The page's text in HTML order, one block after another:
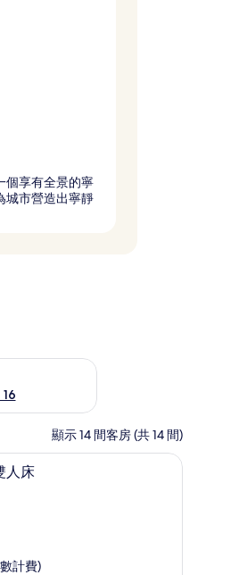
個享有全景的寧
城市營造出寧靜
的供應情況
顯示 14 間客房 (共 14 間)
迷你吧、客房內保險箱、書桌、筆電工作空間
人床
計費)